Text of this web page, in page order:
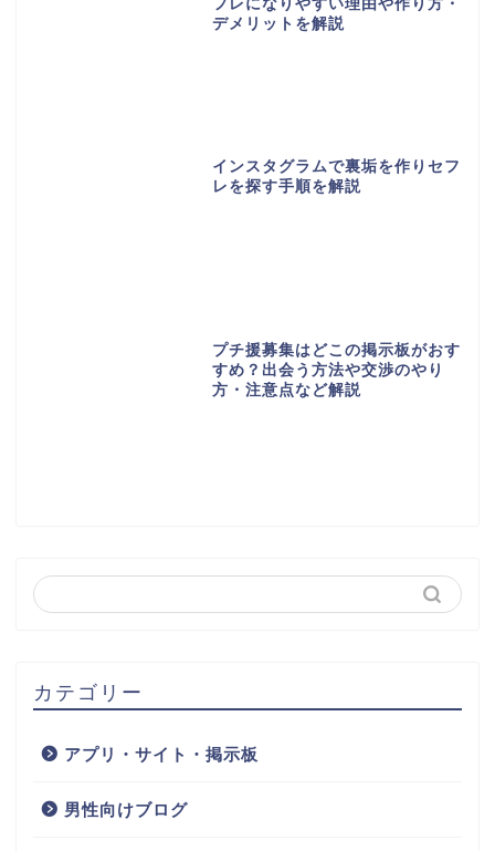
フレになりやすい理由や作り方・
デメリットを解説
インスタグラムで裏垢を作りセフ
レを探す手順を解説
プチ援募集はどこの掲示板がおす
すめ？出会う方法や交渉のやり
方・注意点など解説
カテゴリー
アプリ・サイト・掲示板
男性向けブログ